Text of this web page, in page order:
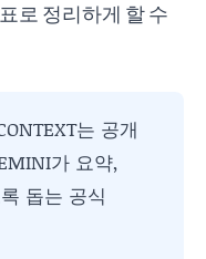
로 정리하게 할 수
는 공개
가 요약,
돕는 공식